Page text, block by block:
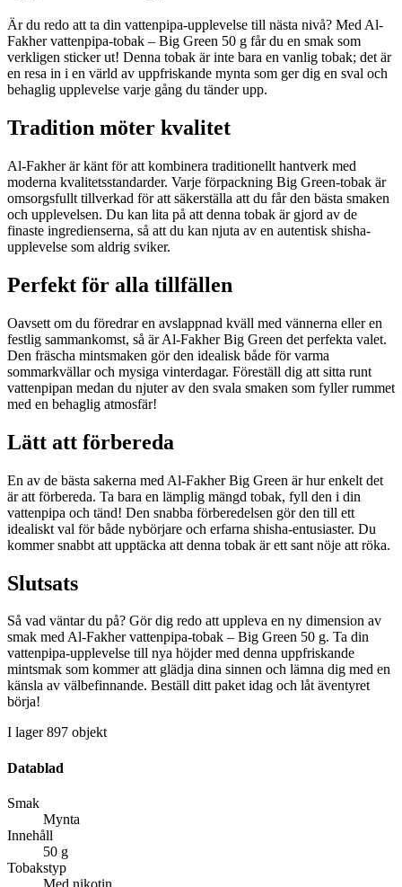
Är du redo att ta din vattenpipa-upplevelse till nästa nivå? Med Al-
Fakher vattenpipa-tobak – Big Green 50 g får du en smak som
verkligen sticker ut! Denna tobak är inte bara en vanlig tobak; det är
en resa in i en värld av uppfriskande mynta som ger dig en sval och
behaglig upplevelse varje gång du tänder upp.
Tradition möter kvalitet
Al-Fakher är känt för att kombinera traditionellt hantverk med
moderna kvalitetsstandarder. Varje förpackning Big Green-tobak är
omsorgsfullt tillverkad för att säkerställa att du får den bästa smaken
och upplevelsen. Du kan lita på att denna tobak är gjord av de
finaste ingredienserna, så att du kan njuta av en autentisk shisha-
upplevelse som aldrig sviker.
Perfekt för alla tillfällen
Oavsett om du föredrar en avslappnad kväll med vännerna eller en
festlig sammankomst, så är Al-Fakher Big Green det perfekta valet.
Den fräscha mintsmaken gör den idealisk både för varma
sommarkvällar och mysiga vinterdagar. Föreställ dig att sitta runt
vattenpipan medan du njuter av den svala smaken som fyller rummet
med en behaglig atmosfär!
Lätt att förbereda
En av de bästa sakerna med Al-Fakher Big Green är hur enkelt det
är att förbereda. Ta bara en lämplig mängd tobak, fyll den i din
vattenpipa och tänd! Den snabba förberedelsen gör den till ett
idealiskt val för både nybörjare och erfarna shisha-entusiaster. Du
kommer snabbt att upptäcka att denna tobak är ett sant nöje att röka.
Slutsats
Så vad väntar du på? Gör dig redo att uppleva en ny dimension av
smak med Al-Fakher vattenpipa-tobak – Big Green 50 g. Ta din
vattenpipa-upplevelse till nya höjder med denna uppfriskande
mintsmak som kommer att glädja dina sinnen och lämna dig med en
känsla av välbefinnande. Beställ ditt paket idag och låt äventyret
börja!
I lager 897 objekt
Datablad
Smak
Mynta
Innehåll
50 g
Tobakstyp
Med nikotin